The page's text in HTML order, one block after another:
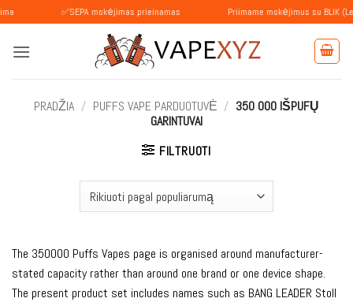
Skip
to
content
✅SEPA mokėjimas prieinamas Priimame mokėjimus su BLIK (Lenkija)
PRADŽIA / PUFFS VAPE PARDUOTUVĖ / 350 000 IŠPUFŲ
GARINTUVAI
FILTRUOTI
The 350000 Puffs Vapes page is organised around manufacturer-
stated capacity rather than around one brand or one device shape.
The present product set includes names such as BANG LEADER Stoll